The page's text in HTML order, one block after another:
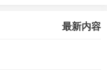
最新内容